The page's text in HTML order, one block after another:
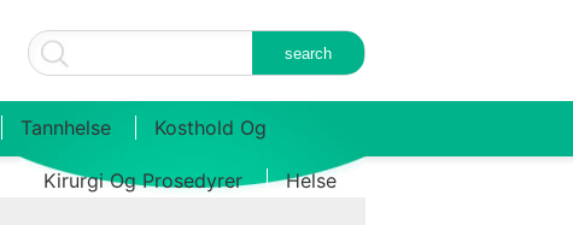
Tannhelse Kosthold Og
Kirurgi Og Prosedyrer Helse